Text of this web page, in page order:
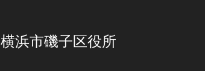
横浜市磯子区役所